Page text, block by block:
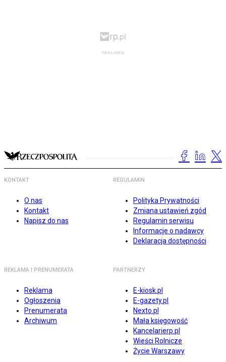
KONTAKT
O nas
Kontakt
Napisz do nas
REGULAMIN
Polityka Prywatności
Zmiana ustawień zgód
Regulamin serwisu
Informacje o nadawcy
Deklaracja dostępności
REKLAMA I PRENUMERATA
Reklama
Ogłoszenia
Prenumerata
Archiwum
PARTNERZY
E-kiosk.pl
E-gazety.pl
Nexto.pl
Mała księgowość
Kancelarierp.pl
Wieści Rolnicze
Życie Warszawy